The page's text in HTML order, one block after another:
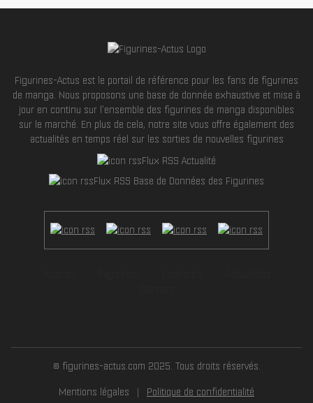
Figurines-Actus est le portail de référence pour les fans de figurines
de manga. Nous proposons une base de donnée exhaustive et mise à
jour en continu sur l'ensemble des figurines de manga disponibles
sur le marché. En plus de cela, notre site vous offre également des
actualités en temps réel sur les sorties de nouvelles figurines
Flux RSS Actualité
Flux RSS Base de Données des Figurines
© figurines-actus.com 2025. Tous droits réservés.
Mentions légales | Politique de confidentialité